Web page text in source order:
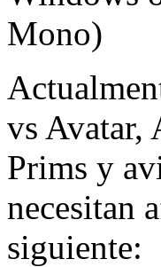
Mono)
vs Avatar,
Prims y
necesitan
siguiente: